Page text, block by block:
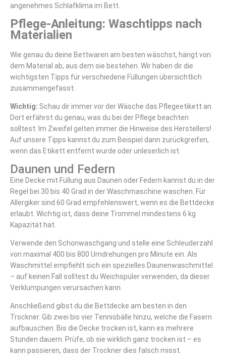
angenehmes Schlafklima im Bett.
Pflege-Anleitung: Waschtipps nach
Materialien
Wie genau du deine Bettwaren am besten wäschst, hängt von
dem Material ab, aus dem sie bestehen. Wir haben dir die
wichtigsten Tipps für verschiedene Füllungen übersichtlich
zusammengefasst:
Wichtig: Schau dir immer vor der Wäsche das Pflegeetikett an.
Dort erfährst du genau, was du bei der Pflege beachten
solltest. Im Zweifel gelten immer die Hinweise des Herstellers!
Auf unsere Tipps kannst du zum Beispiel dann zurückgreifen,
wenn das Etikett entfernt wurde oder unleserlich ist.
Daunen und Federn
Eine Decke mit Füllung aus Daunen oder Federn kannst du in der
Regel bei 30 bis 40 Grad in der Waschmaschine waschen. Für
Allergiker sind 60 Grad empfehlenswert, wenn es die Bettdecke
erlaubt. Wichtig ist, dass deine Trommel mindestens 6 kg
Kapazität hat.
Verwende den Schonwaschgang und stelle eine Schleuderzahl
von maximal 400 bis 800 Umdrehungen pro Minute ein. Als
Waschmittel empfiehlt sich ein spezielles Daunenwaschmittel
– auf keinen Fall solltest du Weichspüler verwenden, da dieser
Verklumpungen verursachen kann.
Anschließend gibst du die Bettdecke am besten in den
Trockner. Gib zwei bis vier Tennisbälle hinzu, welche die Fasern
aufbauschen. Bis die Decke trocken ist, kann es mehrere
Stunden dauern. Prüfe, ob sie wirklich ganz trocken ist – es
kann passieren, dass der Trockner dies falsch misst.